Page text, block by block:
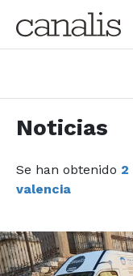
Noticias
Se han obtenido 2
valencia